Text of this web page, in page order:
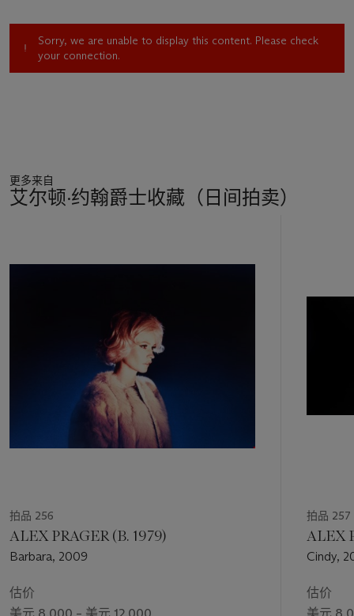
Sorry, we are unable to display this content. Please check
your connection.
更多来自
艾尔顿·约翰爵士收藏（日间拍卖）
拍品 256
ALEX PRAGER (B. 1979)
Barbara, 2009
估价
拍品 257
ALEX
Cindy,
估价